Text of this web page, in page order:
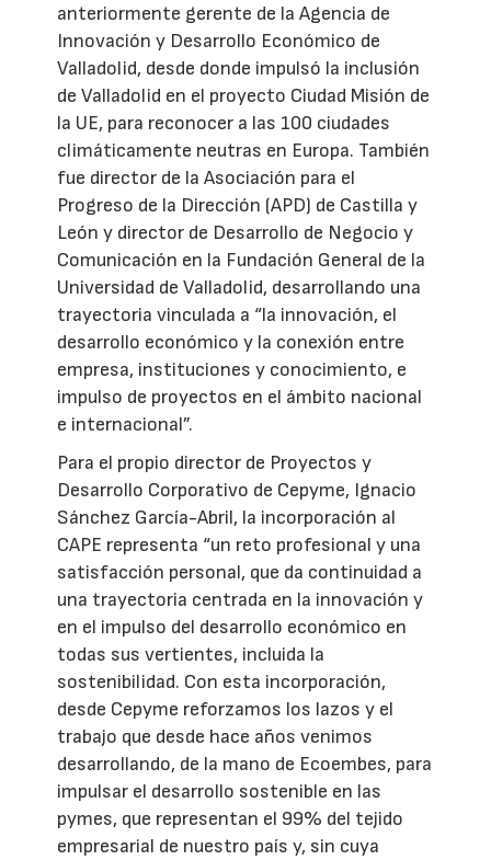
anteriormente gerente de la Agencia de
Innovación y Desarrollo Económico de
Valladolid, desde donde impulsó la inclusión
de Valladolid en el proyecto Ciudad Misión de
la UE, para reconocer a las 100 ciudades
climáticamente neutras en Europa. También
fue director de la Asociación para el
Progreso de la Dirección (APD) de Castilla y
León y director de Desarrollo de Negocio y
Comunicación en la Fundación General de la
Universidad de Valladolid, desarrollando una
trayectoria vinculada a “la innovación, el
desarrollo económico y la conexión entre
empresa, instituciones y conocimiento, e
impulso de proyectos en el ámbito nacional
e internacional”.
Para el propio director de Proyectos y
Desarrollo Corporativo de Cepyme, Ignacio
Sánchez García-Abril, la incorporación al
CAPE representa “un reto profesional y una
satisfacción personal, que da continuidad a
una trayectoria centrada en la innovación y
en el impulso del desarrollo económico en
todas sus vertientes, incluida la
sostenibilidad. Con esta incorporación,
desde Cepyme reforzamos los lazos y el
trabajo que desde hace años venimos
desarrollando, de la mano de Ecoembes, para
impulsar el desarrollo sostenible en las
pymes, que representan el 99% del tejido
empresarial de nuestro país y, sin cuya